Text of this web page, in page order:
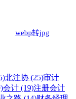
webp转jpg
北注协 (25)审计
会计 (19)注册会计